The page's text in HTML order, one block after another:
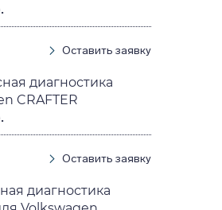
Оставить заявку
диагностика
CRAFTER
Оставить заявку
диагностика